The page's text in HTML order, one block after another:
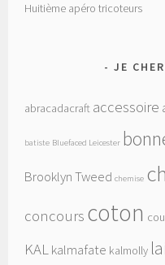
Huitième apéro tricoteurs
JE
abracadacraft accessoire
batiste Bluefaced Leicester
Brooklyn Tweed chemise
concours coton
KALkalmafate kalmolly